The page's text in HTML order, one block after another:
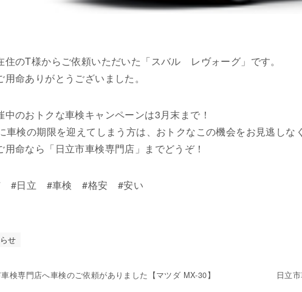
住のT様からご依頼いただいた「スバル レヴォーグ」です。
用命ありがとうございました。
中のおトクな車検キャンペーンは3月末まで！
車検の期限を迎えてしまう方は、おトクなこの機会をお見逃しな
用命なら「日立市車検専門店」までどうぞ！
#日立 #車検 #格安 #安い
せ
検専門店へ車検のご依頼がありました【マツダ MX-30】 日立